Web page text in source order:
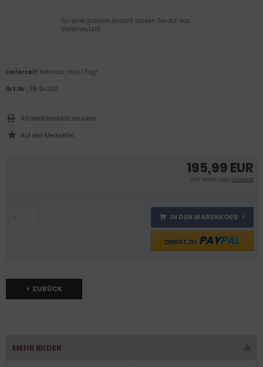
Für eine größere Ansicht klicken Sie auf das
Vorschaubild
195,99 EUR
inkl .MwSt., zzgl.Versand
IN DEN WARENKORB
DIREKT ZU PAYPAL
ZURÜCK
Lieferzeit: lieferbar, max. 1 Tag*
Art.Nr.: FR-SI-220
Artikeldatenblatt drucken
MEHR BILDER